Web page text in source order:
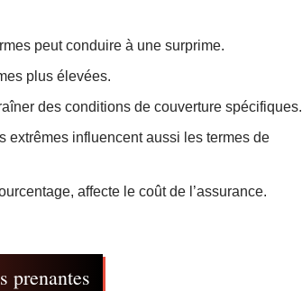
peut conduire à une surprime.
plus élevées.
des conditions de couverture spécifiques.
extrêmes influencent aussi les termes de
affecte le coût de l’assurance.
prenantes